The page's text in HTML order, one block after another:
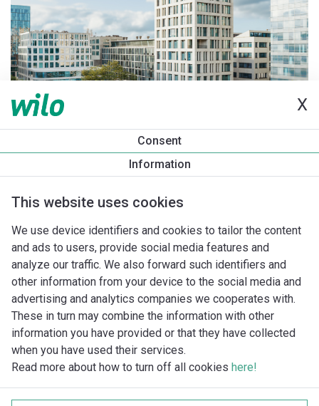
X
Consent
Information
This website uses cookies
We use device identifiers and cookies to tailor the content
and ads to users, provide social media features and
analyze our traffic. We also forward such identifiers and
other information from your device to the social media and
advertising and analytics companies we cooperates with.
These in turn may combine the information with other
information you have provided or that they have collected
when you have used their services.
Read more about how to turn off all cookies here!
Imprint
Behandling av personuppgifter